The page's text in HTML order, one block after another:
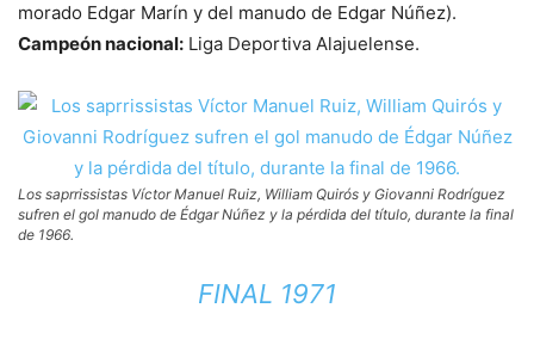
morado Edgar Marín y del manudo de Edgar Núñez).
Campeón nacional: Liga Deportiva Alajuelense.
Los saprrissistas Víctor Manuel Ruiz, William Quirós y Giovanni Rodríguez
sufren el gol manudo de Édgar Núñez y la pérdida del título, durante la final
de 1966.
FINAL 1971